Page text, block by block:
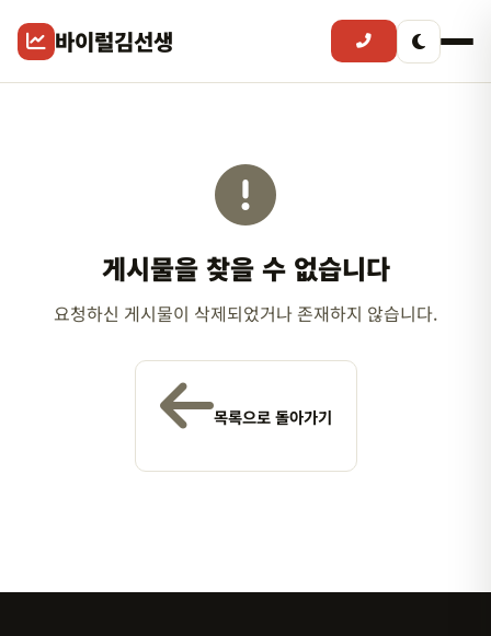
바이럴김선생
게시물을 찾을 수 없습니다
요청하신 게시물이 삭제되었거나 존재하지 않습니다.
목록으로 돌아가기